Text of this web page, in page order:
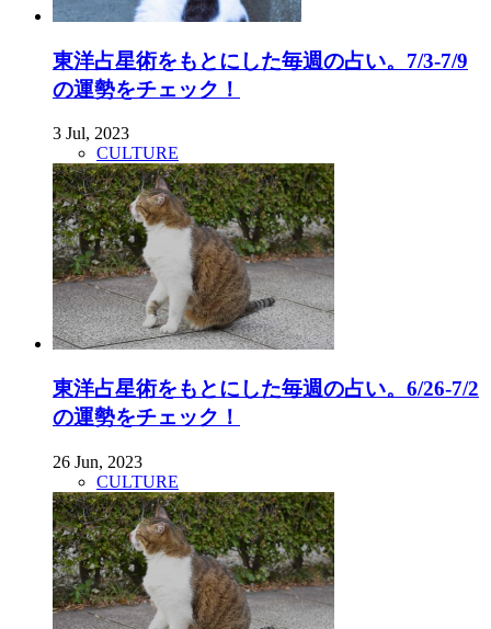
東洋占星術をもとにした毎週の占い。7/3-7/9
の運勢をチェック！
3 Jul, 2023
CULTURE
東洋占星術をもとにした毎週の占い。6/26-7/2
の運勢をチェック！
26 Jun, 2023
CULTURE